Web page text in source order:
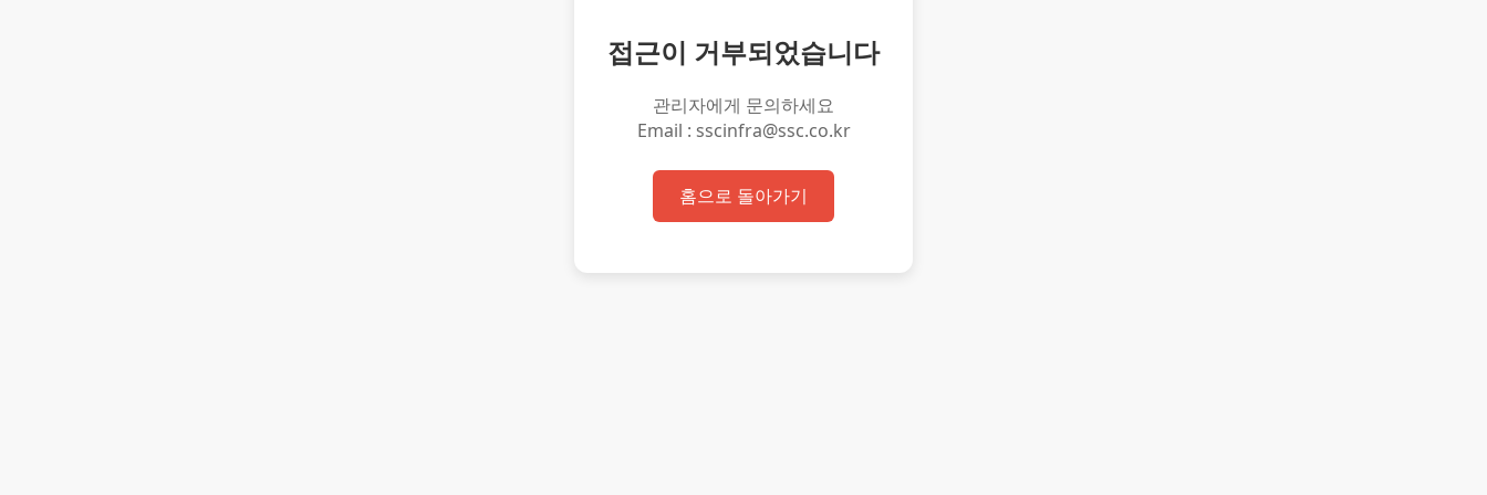
접근이 거부되었습니다
관리자에게 문의하세요
Email : sscinfra@ssc.co.kr
홈으로 돌아가기